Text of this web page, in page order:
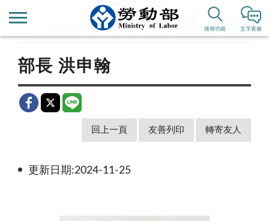
文字客服
搜尋功能
本部簡介 正副首長介紹
部長 洪申翰
回上一頁 友善列印 轉寄友人
更新日期:2024-11-25